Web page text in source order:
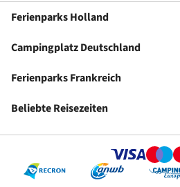
Ferienparks Holland
Campingplatz Deutschland
Ferienparks Frankreich
Beliebte Reisezeiten